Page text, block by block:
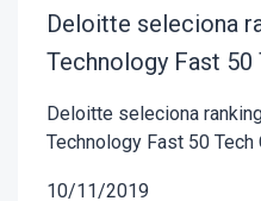
Deloitte seleciona
Technology Fast 50
Deloitte seleciona
Technology Fast 50 Tech
10/11/2019